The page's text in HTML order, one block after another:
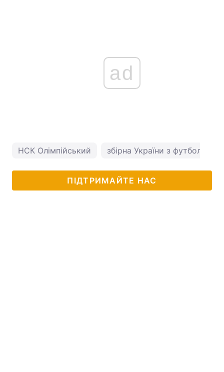
ad
НСК Олімпійський збірна України з футболу
ПІДТРИМАЙТЕ НАС